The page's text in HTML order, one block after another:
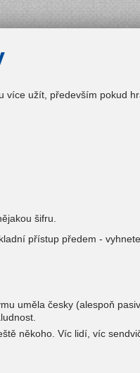
více užít, především pokud
šifru.
přístup předem -
uměla česky (alespoň
někoho. Víc lidí, víc